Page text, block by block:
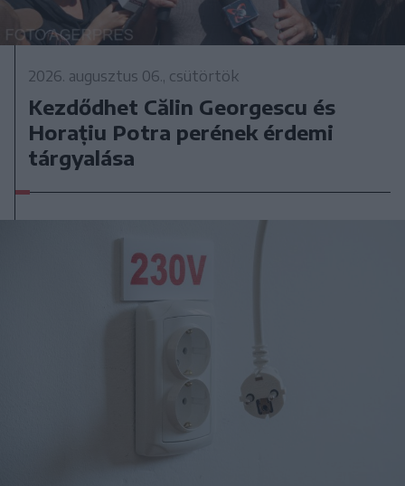
2026. augusztus 06., csütörtök
Kezdődhet Călin Georgescu és
Horațiu Potra perének érdemi
tárgyalása